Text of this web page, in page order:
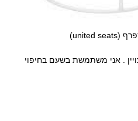
. אני משתמשת בשעם בחיפוי